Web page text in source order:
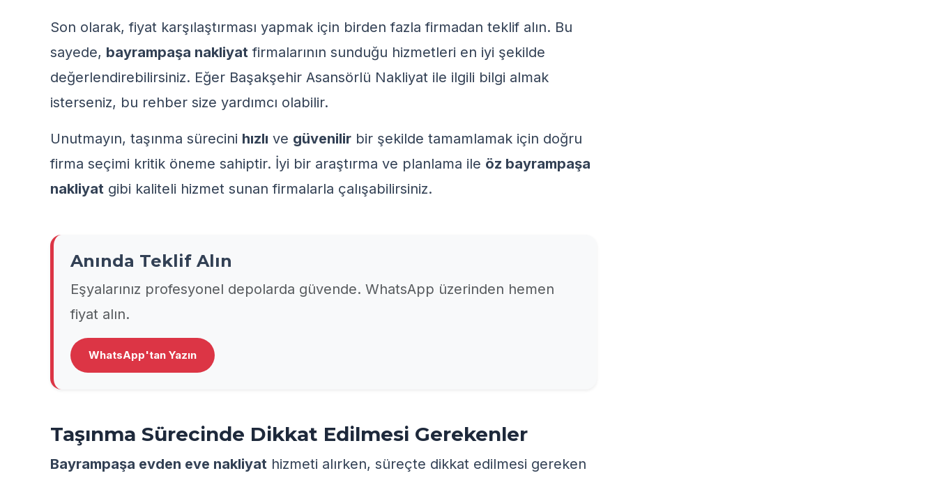
Son olarak, fiyat karşılaştırması yapmak için birden fazla firmadan teklif alın. Bu
sayede, bayrampaşa nakliyat firmalarının sunduğu hizmetleri en iyi şekilde
değerlendirebilirsiniz. Eğer Başakşehir Asansörlü Nakliyat ile ilgili bilgi almak
isterseniz, bu rehber size yardımcı olabilir.
Unutmayın, taşınma sürecini hızlı ve güvenilir bir şekilde tamamlamak için doğru
firma seçimi kritik öneme sahiptir. İyi bir araştırma ve planlama ile öz bayrampaşa
nakliyat gibi kaliteli hizmet sunan firmalarla çalışabilirsiniz.
Anında Teklif Alın
Eşyalarınız profesyonel depolarda güvende. WhatsApp üzerinden hemen
fiyat alın.
WhatsApp'tan Yazın
Taşınma Sürecinde Dikkat Edilmesi Gerekenler
Bayrampaşa evden eve nakliyat hizmeti alırken, süreçte dikkat edilmesi gereken